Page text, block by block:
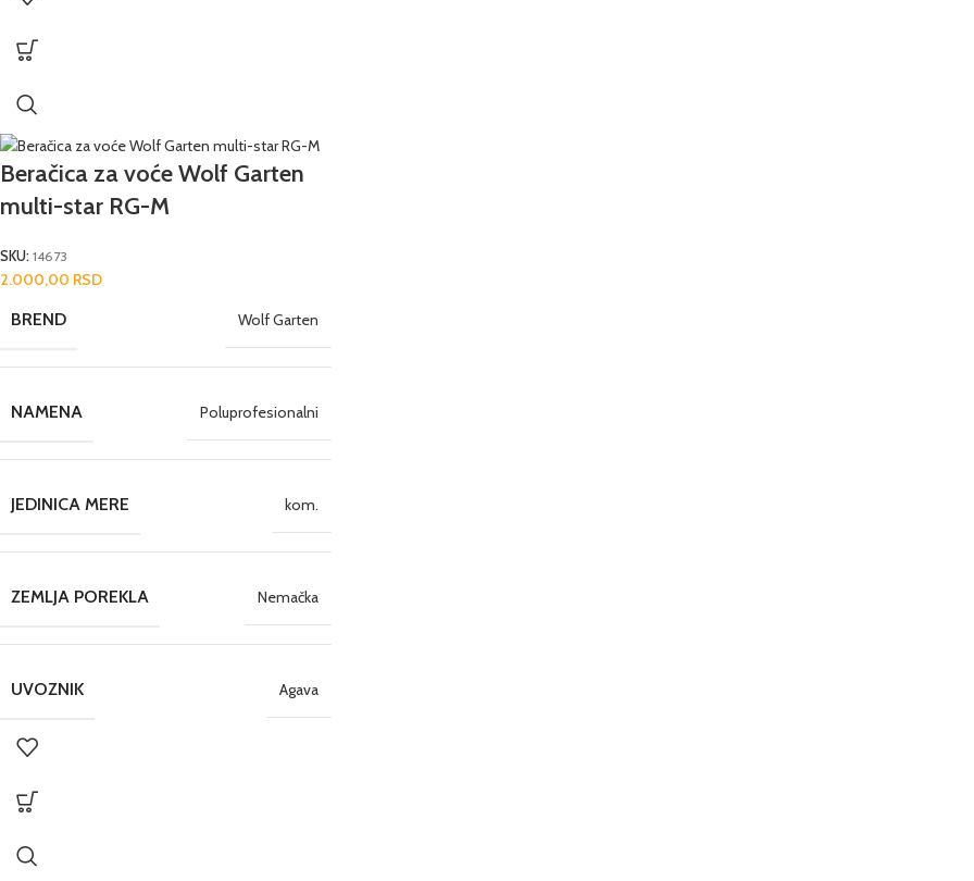
Beračica za voće Wolf Garten
multi-star RG-M
SKU: 14673
2.000,00 RSD
BREND Wolf Garten
NAMENA Poluprofesionalni
JEDINICA MERE kom.
ZEMLJA POREKLA Nemačka
UVOZNIK Agava